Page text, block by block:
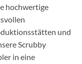
hochwertige
und
Scrubby
in eine